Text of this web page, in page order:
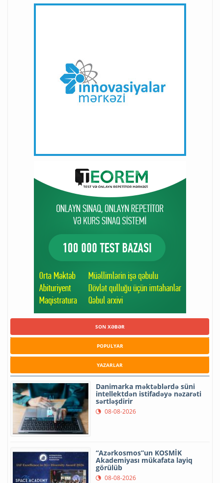
SON XƏBƏR
POPULYAR
YAZARLAR
Danimarka məktəblərdə süni
intellektdən istifadəyə nəzarəti
sərtləşdirir
08-08-2026
“Azərkosmos”un KOSMİK
Akademiyası mükafata layiq
görülüb
08-08-2026